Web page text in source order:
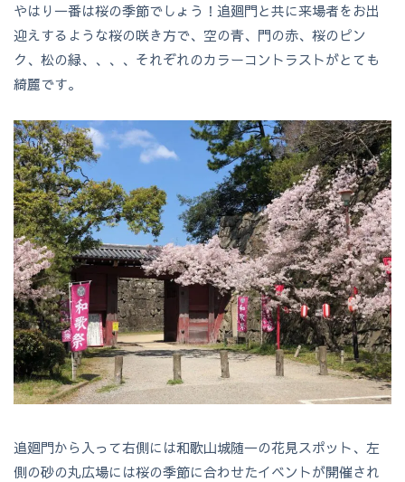
やはり一番は桜の季節でしょう！追廻門と共に来場者をお出
迎えするような桜の咲き方で、空の青、門の赤、桜のピン
ク、松の緑、、、、それぞれのカラーコントラストがとても
綺麗です。
追廻門から入って右側には和歌山城随一の花見スポット、左
側の砂の丸広場には桜の季節に合わせたイベントが開催され